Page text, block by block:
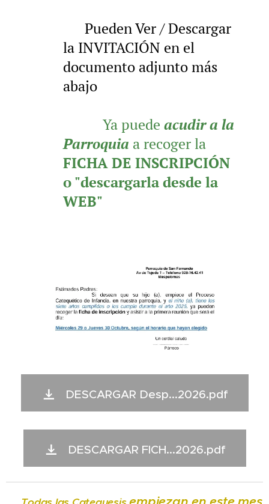
Pueden Ver / Descargar
la INVITACIÓN en el
documento adjunto más
abajo 👇
Ya puede acudir a la
Parroquia a recoger la
FICHA DE INSCRIPCIÓN
o "descargarla desde la
WEB" 👇
DESCARGAR Desp...2026.pdf
DESCARGAR FICH...2026.pdf